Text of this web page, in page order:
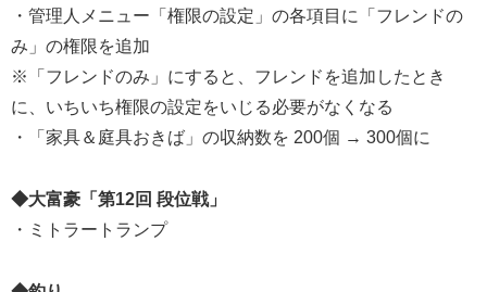
・管理人メニュー「権限の設定」の各項目に「フレンドの
み」の権限を追加
※「フレンドのみ」にすると、フレンドを追加したとき
に、いちいち権限の設定をいじる必要がなくなる
・「家具＆庭具おきば」の収納数を 200個 → 300個に
◆大富豪「第12回 段位戦」
・ミトラートランプ